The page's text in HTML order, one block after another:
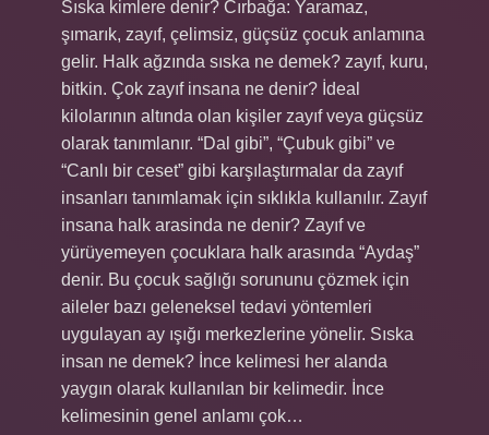
Sıska kimlere denir? Cırbağa: Yaramaz,
şımarık, zayıf, çelimsiz, güçsüz çocuk anlamına
gelir. Halk ağzında sıska ne demek? zayıf, kuru,
bitkin. Çok zayıf insana ne denir? İdeal
kilolarının altında olan kişiler zayıf veya güçsüz
olarak tanımlanır. “Dal gibi”, “Çubuk gibi” ve
“Canlı bir ceset” gibi karşılaştırmalar da zayıf
insanları tanımlamak için sıklıkla kullanılır. Zayıf
insana halk arasinda ne denir? Zayıf ve
yürüyemeyen çocuklara halk arasında “Aydaş”
denir. Bu çocuk sağlığı sorununu çözmek için
aileler bazı geleneksel tedavi yöntemleri
uygulayan ay ışığı merkezlerine yönelir. Sıska
insan ne demek? İnce kelimesi her alanda
yaygın olarak kullanılan bir kelimedir. İnce
kelimesinin genel anlamı çok…